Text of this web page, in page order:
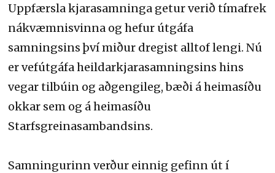
Uppfærsla kjarasamninga getur verið tímafrek
nákvæmnisvinna og hefur útgáfa
samningsins því miður dregist alltof lengi. Nú
er vefútgáfa heildarkjarasamningsins hins
vegar tilbúin og aðgengileg, bæði á heimasíðu
okkar sem og á heimasíðu
Starfsgreinasambandsins.
Samningurinn verður einnig gefinn út í